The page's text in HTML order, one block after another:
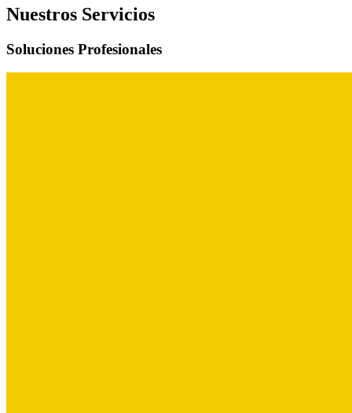
Nuestros Servicios
Soluciones Profesionales